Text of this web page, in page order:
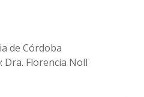
de Córdoba
: Dra. Florencia Noll